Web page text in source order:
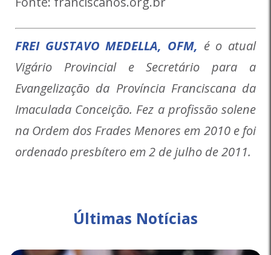
FREI GUSTAVO MEDELLA, OFM, é o atual
Vigário Provincial e Secretário para a
Evangelização da Província Franciscana da
Imaculada Conceição. Fez a profissão solene
na Ordem dos Frades Menores em 2010 e foi
ordenado presbítero em 2 de julho de 2011.
Últimas Notícias